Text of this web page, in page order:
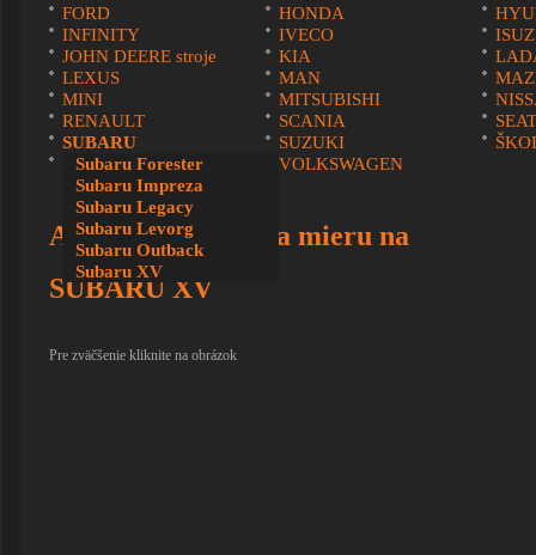
FORD
HONDA
INFINITY
IVECO
JOHN DEERE stroje
KIA
LEXUS
MAN
MINI
MITSUBISHI
RENAULT
SCANIA
SEAT
SUBARU
Subaru Forester
Subaru Impreza
Subaru Legacy
Subaru Levorg
Subaru Outback
Subaru XV
SUZUKI
VOLVO
VOLKSWAGEN
AUTOPOŤAHY na mieru na
SUBARU XV
Pre zväčšenie kliknite na obrázok